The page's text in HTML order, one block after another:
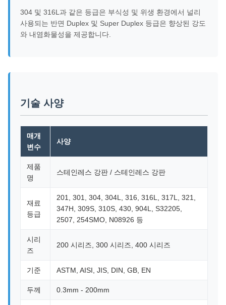
304 및 316L과 같은 등급은 부식성 및 위생 환경에서 널리
사용되는 반면 Duplex 및 Super Duplex 등급은 향상된 강도
와 내염화물성을 제공합니다.
기술 사양
매개
변수
사양
제품
명
스테인레스 강판 / 스테인레스 강판
재료
등급
201, 301, 304, 304L, 316, 316L, 317L, 321,
347H, 309S, 310S, 430, 904L, S32205,
2507, 254SMO, N08926 등
시리
즈
200 시리즈, 300 시리즈, 400 시리즈
기준 ASTM, AISI, JIS, DIN, GB, EN
두께 0.3mm - 200mm